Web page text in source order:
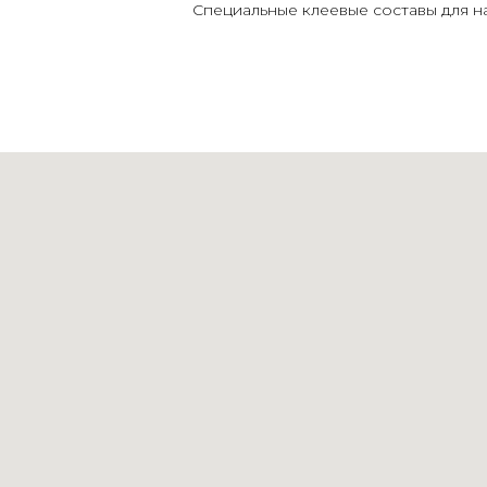
Специальные клеевые составы для